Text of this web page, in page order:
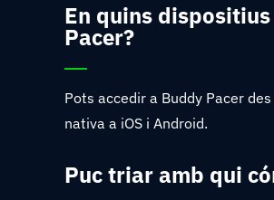
En quins
Pacer?
Pots accedir a Buddy Pacer
nativa a iOS i Android.
Puc triar amb qui